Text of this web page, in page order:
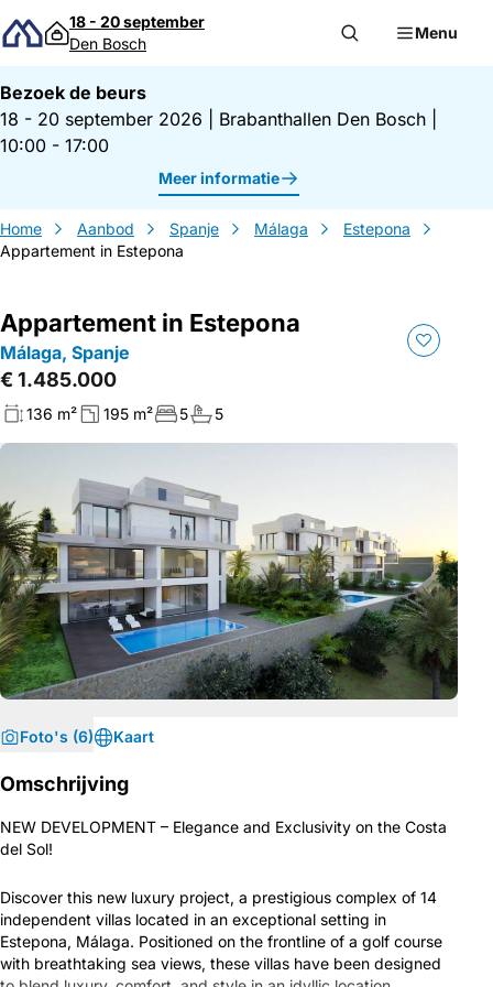
Direct naar inhoud
18 - 20 september
Den Bosch
Menu
Bezoek de beurs
18 - 20 september 2026
Brabanthallen Den Bosch
10:00 - 17:00
Meer informatie
Home Aanbod Spanje Málaga
Estepona
Appartement in Estepona
Appartement in Estepona
Málaga, Spanje
€ 1.485.000
136 m² 195 m² 5 5
Foto's (6) Kaart
Omschrijving
NEW DEVELOPMENT – Elegance and Exclusivity on the Costa
del Sol!
Discover this new luxury project, a prestigious complex of 14
independent villas located in an exceptional setting in
Estepona, Málaga. Positioned on the frontline of a golf course
with breathtaking sea views, these villas have been designed